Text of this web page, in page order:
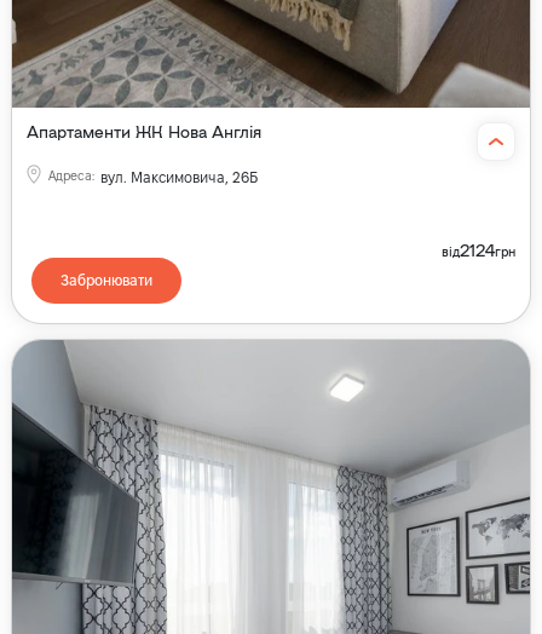
Апартаменти ЖК Нова Англія
Адреса: вул. Максимовича, 26Б
від2124грн
Забронювати